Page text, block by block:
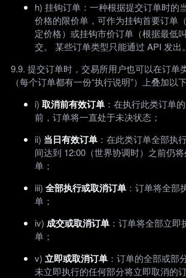
h) 挂钩订单：一种根据提交订单时的
价格的限价单，可作为挂钩首要订单
定价格）或挂钩市价订单（根据最低
交。 某些订单类型只能通过 API 发出。
9.9. 提交订单时，交易所用户也可以在订单
（每个订单都有一份“执行说明”）上叠加以
i) 取消前有效订单 ：在执行此类订单
前，订单将一直处于未决状态；
ii) 当日有效订单 ：在此类订单全部执
间达到 12:00（世界协调时）之前仍
单；
iii) 全部执行或取消订单 ：订单将全部
单；
iv) 成交或取消订单 ：订单将全部立
单；
v) 立即或取消订单 ：订单的全部或部
未立即执行的任何部分将立即取消的